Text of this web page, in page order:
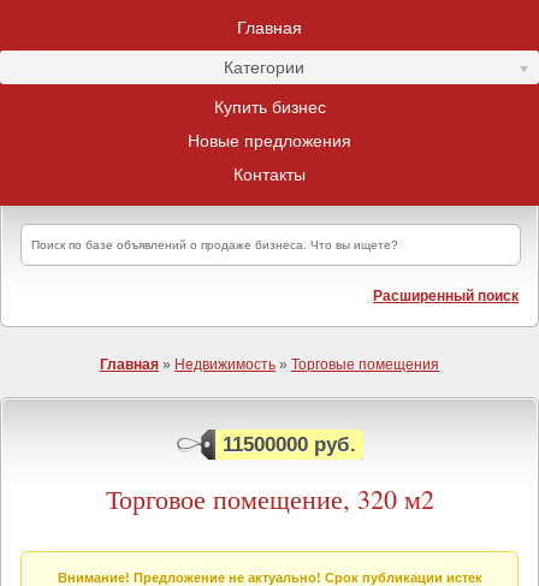
Главная
Категории
Купить бизнес
Новые предложения
Контакты
Расширенный поиск
Главная » Недвижимость » Торговые помещения
11500000 руб.
Торговое помещение, 320 м2
Внимание! Предложение не актуально! Срок публикации истек